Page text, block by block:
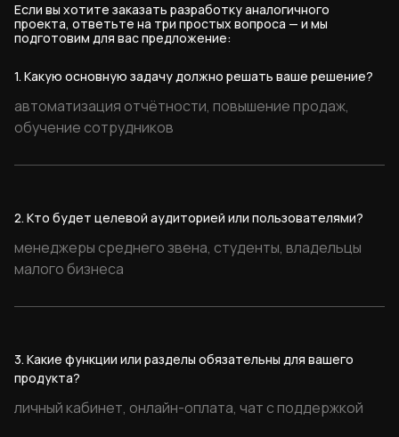
Если вы хотите заказать разработку аналогичного
проекта, ответьте на три простых вопроса — и мы
подготовим для вас предложение:
1. Какую основную задачу должно решать ваше решение?
2. Кто будет целевой аудиторией или пользователями?
3. Какие функции или разделы обязательны для вашего
продукта?